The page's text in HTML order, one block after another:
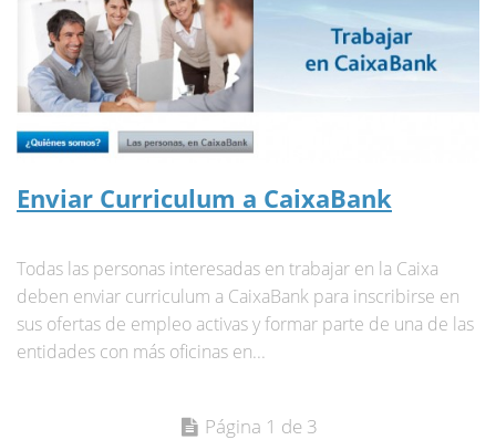
Enviar Curriculum a CaixaBank
Todas las personas interesadas en trabajar en la Caixa
deben enviar curriculum a CaixaBank para inscribirse en
sus ofertas de empleo activas y formar parte de una de las
entidades con más oficinas en...
Página 1 de 3